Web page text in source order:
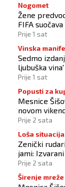
Nogomet
Žene
FIFA
Prije 1 sat
Vinska
Sedmo
ljubuška
gastronomiju
Prije 1 sat
Popusti za
Mesnice
novom
Prije 2 sata
Loša situacija
Zenički
jami:
vjerujemo
Prije 2 sata
Širenje mreže